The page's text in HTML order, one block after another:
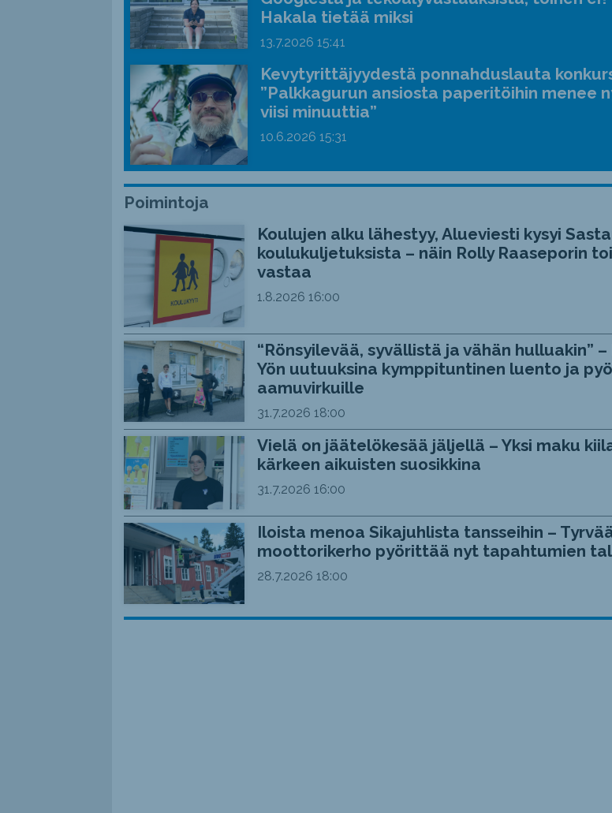
Hakala tietää miksi
13.7.2026 15:41
Kevytyrittäjyydestä ponnahduslauta
”Palkkagurun ansiosta paperitöihin menee
viisi minuuttia”
10.6.2026 15:31
Poimintoja
Koulujen alku lähestyy, Alueviesti kysyi
koulukuljetuksista – näin Rolly Raaseporin
vastaa
1.8.2026 16:00
“Rönsyilevää, syvällistä ja vähän hulluakin”
Yön uutuuksina kymppituntinen luento ja
aamuvirkuille
31.7.2026 18:00
Vielä on jäätelökesää jäljellä – Yksi maku
kärkeen aikuisten suosikkina
31.7.2026 16:00
Iloista menoa Sikajuhlista tansseihin –
moottorikerho pyörittää nyt tapahtumien
28.7.2026 18:00